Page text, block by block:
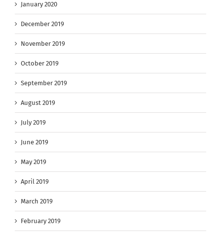
January 2020
December 2019
November 2019
October 2019
September 2019
August 2019
July 2019
June 2019
May 2019
April 2019
March 2019
February 2019